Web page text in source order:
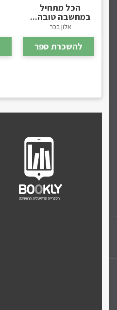
הכל מתחיל
במחשבה טובה...
אלון בכר
להשכרת ספר